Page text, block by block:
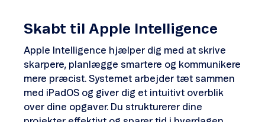
Skabt til Apple Intelligence
Apple Intelligence hjælper dig med at skrive
skarpere, planlægge smartere og kommunikere
mere præcist. Systemet arbejder tæt sammen
med iPadOS og giver dig et intuitivt overblik
over dine opgaver. Du strukturerer dine